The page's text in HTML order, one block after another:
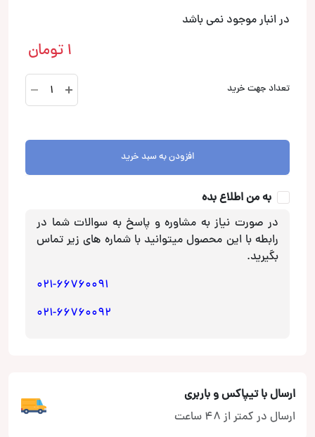
در انبار موجود نمی باشد
1 تومان
تعداد جهت خرید
WH-
1000XM4
افزودن به سبد خرید
به من اطلاع بده
در صورت نیاز به مشاوره و پاسخ به سوالات شما در
رابطه با این محصول میتوانید با شماره های زیر تماس
بگیرید.
021-66760091
021-66760092
ارسال با تیپاکس و باربری
ارسال در کمتر از 48 ساعت